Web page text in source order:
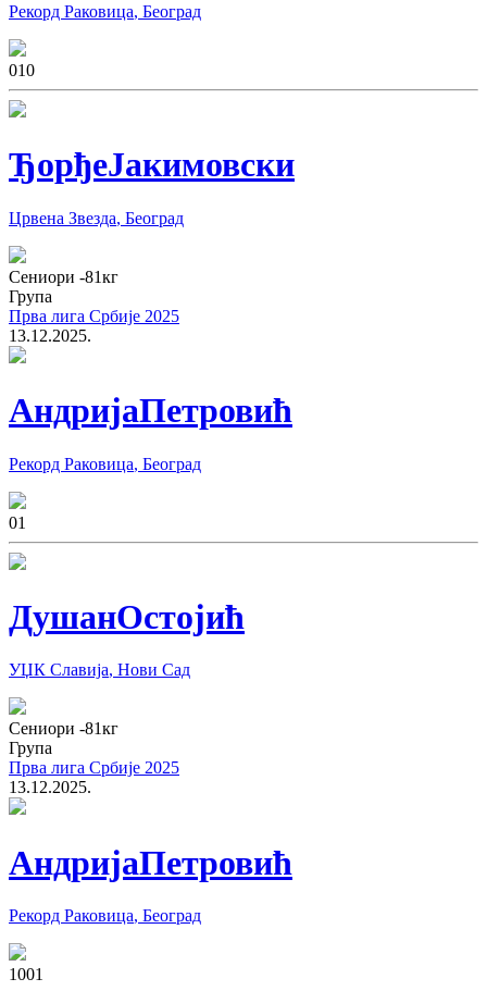
Рекорд Раковица, Београд
010
ЂорђеЈакимовски
Црвена Звезда, Београд
Сениори -81кг
Група
Прва лига Србије 2025
13.12.2025.
АндријаПетровић
Рекорд Раковица, Београд
01
ДушанОстојић
УЏК Славија, Нови Сад
Сениори -81кг
Група
Прва лига Србије 2025
13.12.2025.
АндријаПетровић
Рекорд Раковица, Београд
1001